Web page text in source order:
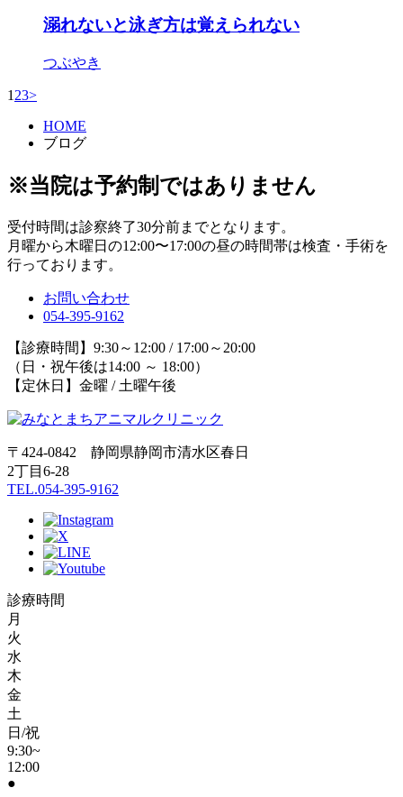
溺れないと泳ぎ方は覚えられない
つぶやき
1 23>
HOME
ブログ
※当院は予約制ではありません
受付時間は診察終了30分前までとなります。
月曜から木曜日の12:00〜17:00の昼の時間帯は検査・手術を
行っております。
お問い合わせ
054-395-9162
【診療時間】9:30～12:00 / 17:00～20:00
（日・祝午後は14:00 ～ 18:00）
【定休日】金曜 / 土曜午後
〒424-0842 静岡県静岡市清水区春日
2丁目6-28
TEL.054-395-9162
診療時間
月
火
水
木
金
土
日/祝
9:30~
12:00
●